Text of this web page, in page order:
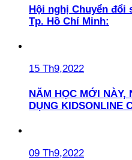
Hội nghị Chuyển đổi
Tp. Hồ Chí Minh:
15 Th9,2022
NĂM HỌC MỚI
DỤNG KIDSONLINE
09 Th9,2022